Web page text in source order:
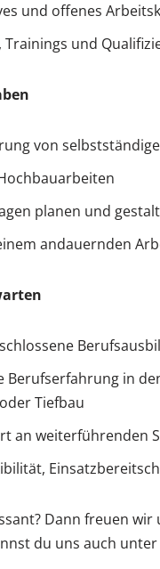
und offenes
Trainings und
von
planen und
andauernden
Berufserfahrung in
Tiefbau
an weiterführenden
Dann freuen wir
du uns auch